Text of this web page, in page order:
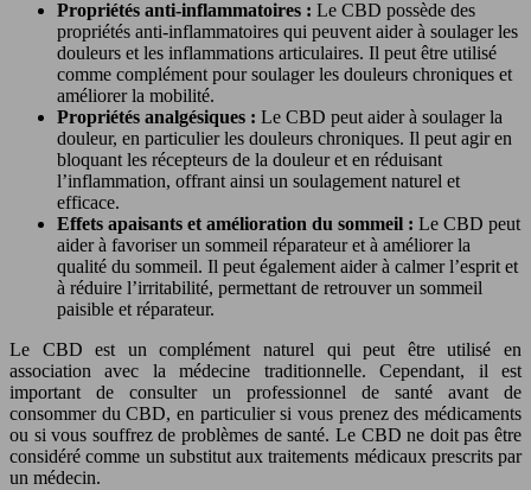
Propriétés anti-inflammatoires : Le CBD possède des
propriétés anti-inflammatoires qui peuvent aider à soulager les
douleurs et les inflammations articulaires. Il peut être utilisé
comme complément pour soulager les douleurs chroniques et
améliorer la mobilité.
Propriétés analgésiques : Le CBD peut aider à soulager la
douleur, en particulier les douleurs chroniques. Il peut agir en
bloquant les récepteurs de la douleur et en réduisant
l’inflammation, offrant ainsi un soulagement naturel et
efficace.
Effets apaisants et amélioration du sommeil : Le CBD peut
aider à favoriser un sommeil réparateur et à améliorer la
qualité du sommeil. Il peut également aider à calmer l’esprit et
à réduire l’irritabilité, permettant de retrouver un sommeil
paisible et réparateur.
Le CBD est un complément naturel qui peut être utilisé en
association avec la médecine traditionnelle. Cependant, il est
important de consulter un professionnel de santé avant de
consommer du CBD, en particulier si vous prenez des médicaments
ou si vous souffrez de problèmes de santé. Le CBD ne doit pas être
considéré comme un substitut aux traitements médicaux prescrits par
un médecin.